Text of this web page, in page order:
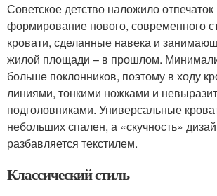
Советское детство наложило отпечаток
формирование нового, современного
кровати, сделанные навека и
жилой площади – в прошлом.
больше поклонников, поэтому в ходу
линиями, тонкими ножками и
подголовниками. Универсальные
небольших спален, а «скучность»
разбавляется текстилем.
Классический стиль